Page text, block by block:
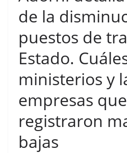
de la
puestos de
Estado.
ministerios y
empresas que
registraron
bajas